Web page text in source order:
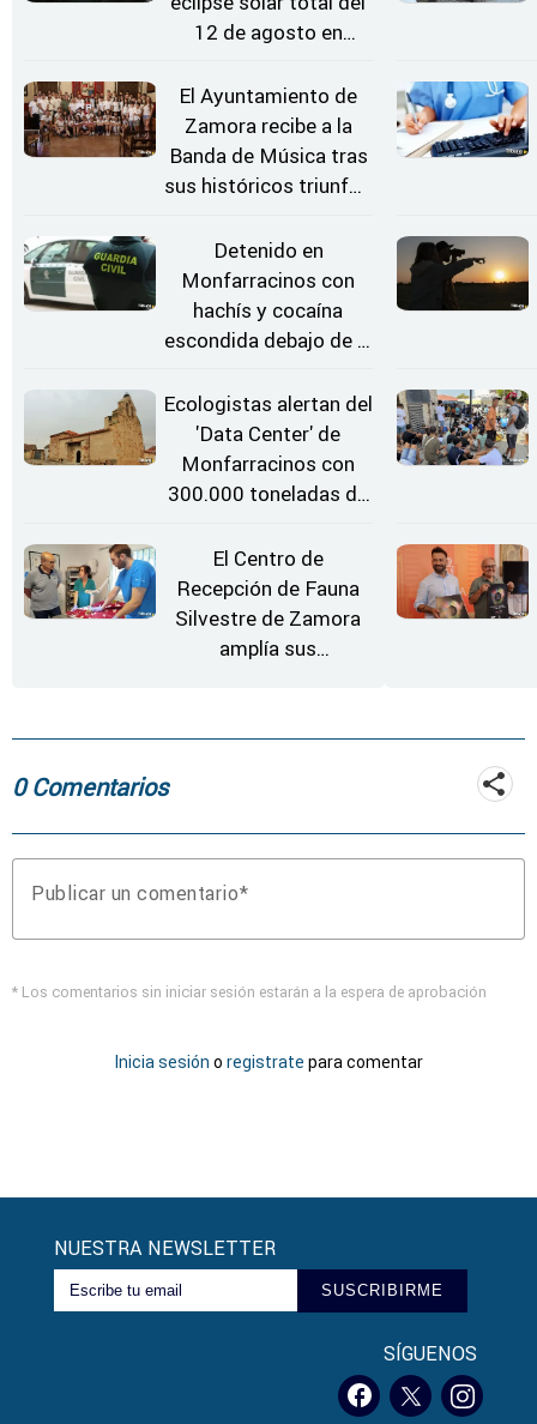
12 de agosto en
El Ayuntamiento de
Zamora recibe a la
Banda de Música tras
sus históricos triunfos
Detenido en
Monfarracinos con
hachís y cocaína
escondida debajo de la
coche
Ecologistas alertan del
'Data Center' de
Monfarracinos con
300.000 toneladas de
al año
El Centro de
Recepción de Fauna
Silvestre de Zamora
amplía sus
0 Comentarios
Publicar un comentario
* Los comentarios sin iniciar sesión estarán a la espera de aprobación
Inicia sesión o registrate para comentar
NUESTRA NEWSLETTER
SUSCRIBIRME
SÍGUENOS